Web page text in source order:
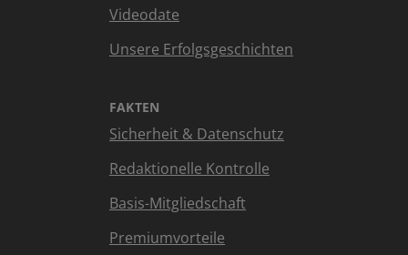
Videodate
Unsere Erfolgsgeschichten
FAKTEN
Sicherheit & Datenschutz
Redaktionelle Kontrolle
Basis-Mitgliedschaft
Premiumvorteile